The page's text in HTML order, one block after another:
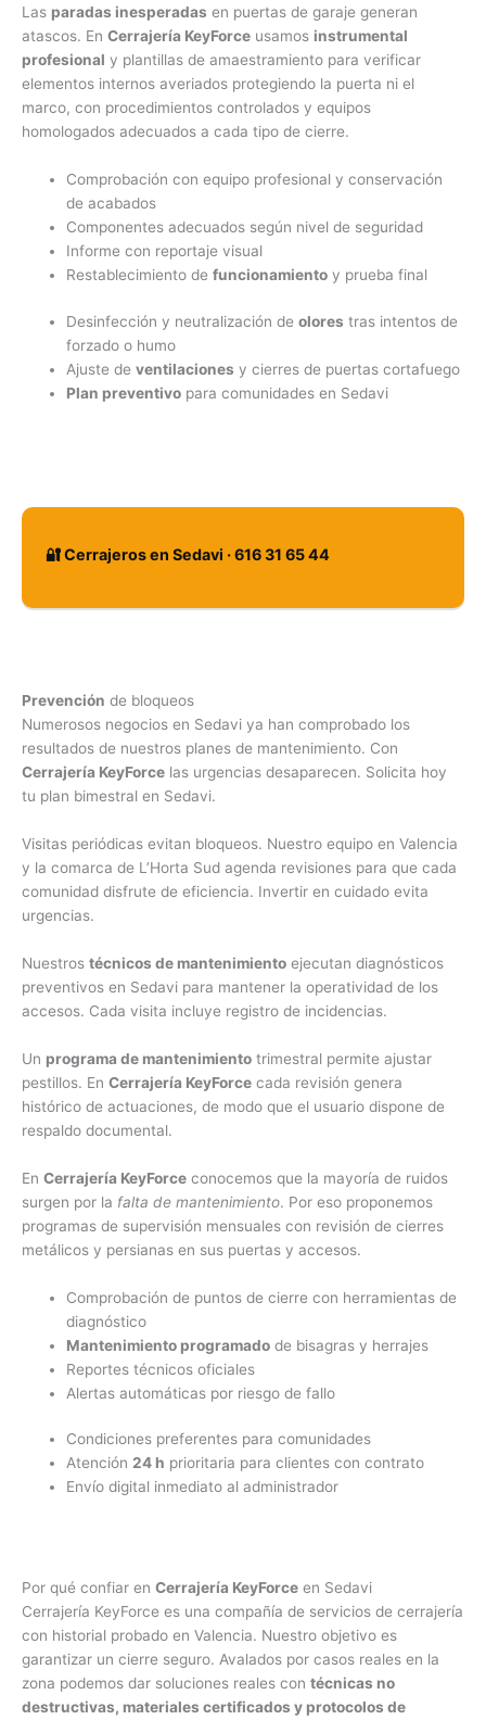
Las paradas inesperadas en puertas de garaje generan
atascos. En Cerrajería KeyForce usamos instrumental
profesional y plantillas de amaestramiento para verificar
elementos internos averiados protegiendo la puerta ni el
marco, con procedimientos controlados y equipos
homologados adecuados a cada tipo de cierre.
Comprobación con equipo profesional y conservación
de acabados
Componentes adecuados según nivel de seguridad
Informe con reportaje visual
Restablecimiento defuncionamiento y prueba final
Desinfección y neutralización deolores tras intentos de
forzado o humo
Ajuste deventilaciones y cierres de puertas cortafuego
Plan preventivo para comunidades en Sedavi
🔐 Cerrajeros en Sedavi · 616 31 65 44
Prevención de bloqueos
Numerosos negocios en Sedavi ya han comprobado los
resultados de nuestros planes de mantenimiento. Con
Cerrajería KeyForce las urgencias desaparecen. Solicita hoy
tu plan bimestral en Sedavi.
Visitas periódicas evitan bloqueos. Nuestro equipo en Valencia
y la comarca de L’Horta Sud agenda revisiones para que cada
comunidad disfrute de eficiencia. Invertir en cuidado evita
urgencias.
Nuestros técnicos de mantenimiento ejecutan diagnósticos
preventivos en Sedavi para mantener la operatividad de los
accesos. Cada visita incluye registro de incidencias.
Un programa de mantenimiento trimestral permite ajustar
pestillos. En Cerrajería KeyForce cada revisión genera
histórico de actuaciones, de modo que el usuario dispone de
respaldo documental.
En Cerrajería KeyForce conocemos que la mayoría de ruidos
surgen por la falta de mantenimiento. Por eso proponemos
programas de supervisión mensuales con revisión de cierres
metálicos y persianas en sus puertas y accesos.
Comprobación de puntos de cierre con herramientas de
diagnóstico
Mantenimiento programado de bisagras y herrajes
Reportes técnicos oficiales
Alertas automáticas por riesgo de fallo
Condiciones preferentes para comunidades
Atención24 h prioritaria para clientes con contrato
Envío digital inmediato al administrador
Por qué confiar en Cerrajería KeyForce en Sedavi
Cerrajería KeyForce es una compañía de servicios de cerrajería
con historial probado en Valencia. Nuestro objetivo es
garantizar un cierre seguro. Avalados por casos reales en la
zona podemos dar soluciones reales con técnicas no
destructivas, materiales certificados y protocolos de